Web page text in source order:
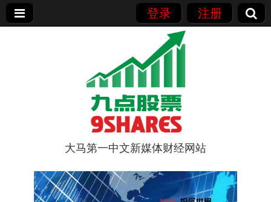
登录 注册
9点股票
大马第一中文新媒体财经网站